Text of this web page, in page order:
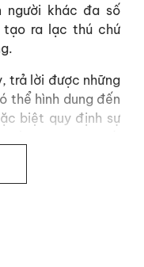
người khác đa số
ra lạc thú chứ
trả lời được những
thể hình dung đến
biệt quy định sự
GIA
tiêu khiển, trong
lại là một hành vi